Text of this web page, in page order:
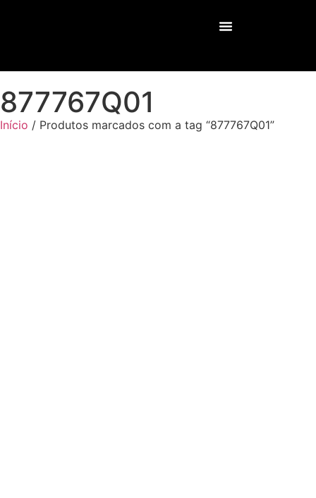
877767Q01
Início / Produtos marcados com a tag “877767Q01”